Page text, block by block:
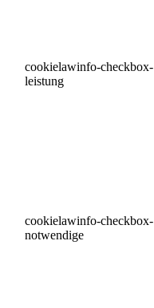
cookielawinfo-checkbox-
leistung
cookielawinfo-checkbox-
notwendige